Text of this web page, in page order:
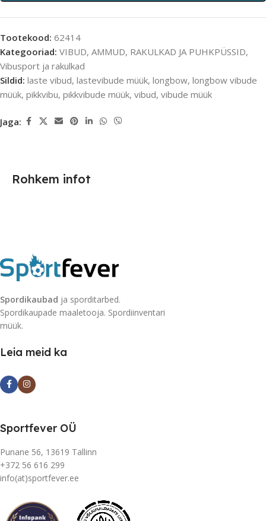
Tootekood: 62414
Kategooriad: VIBUD, AMMUD, RAKULKAD JA PUHKPÜSSID,
Vibusport ja rakulkad
Sildid: laste vibud, lastevibude müük, longbow, longbow vibude
müük, pikkvibu, pikkvibude müük, vibud, vibude müük
Jaga:
Rohkem infot
Spordikaubad ja sporditarbed.
Spordikaupade maaletooja. Spordiinventari
müük.
Leia meid ka
Sportfever OÜ
Punane 56, 13619 Tallinn
+372 56 616 299
info(at)sportfever.ee